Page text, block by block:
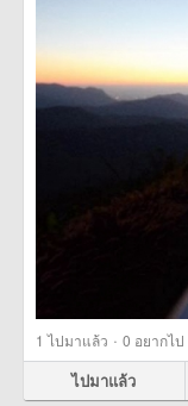
1 ไปมาแล้ว · 0 อยากไป
ไปมาแล้ว